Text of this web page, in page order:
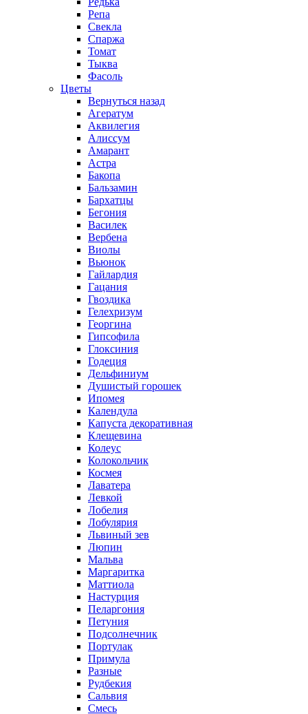
Репа
Свекла
Спаржа
Томат
Тыква
Фасоль
Цветы
Вернуться назад
Агератум
Аквилегия
Алиссум
Амарант
Астра
Бакопа
Бальзамин
Бархатцы
Бегония
Василек
Вербена
Виолы
Вьюнок
Гайлардия
Гацания
Гвоздика
Гелехризум
Георгина
Гипсофила
Глоксиния
Годеция
Дельфиниум
Душистый горошек
Ипомея
Календула
Капуста декоративная
Клещевина
Колеус
Колокольчик
Космея
Лаватера
Левкой
Лобелия
Лобулярия
Львиный зев
Люпин
Мальва
Маргаритка
Маттиола
Настурция
Пеларгония
Петуния
Подсолнечник
Портулак
Примула
Разные
Рудбекия
Сальвия
Смесь